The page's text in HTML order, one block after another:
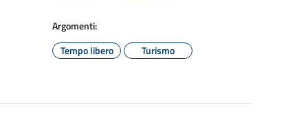
Argomenti:
Tempo libero
Turismo